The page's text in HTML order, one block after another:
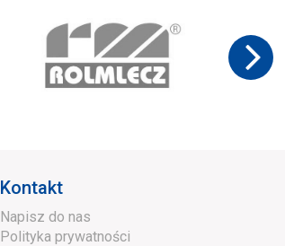
Kontakt
Napisz do nas
Polityka prywatności